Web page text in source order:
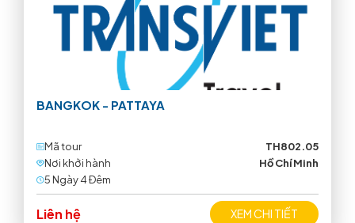
BANGKOK - PATTAYA
Mã tour
TH802.05
Nơi khởi hành
Hồ Chí Minh
5 Ngày 4 Ðêm
Liên hệ XEM CHI TIẾT